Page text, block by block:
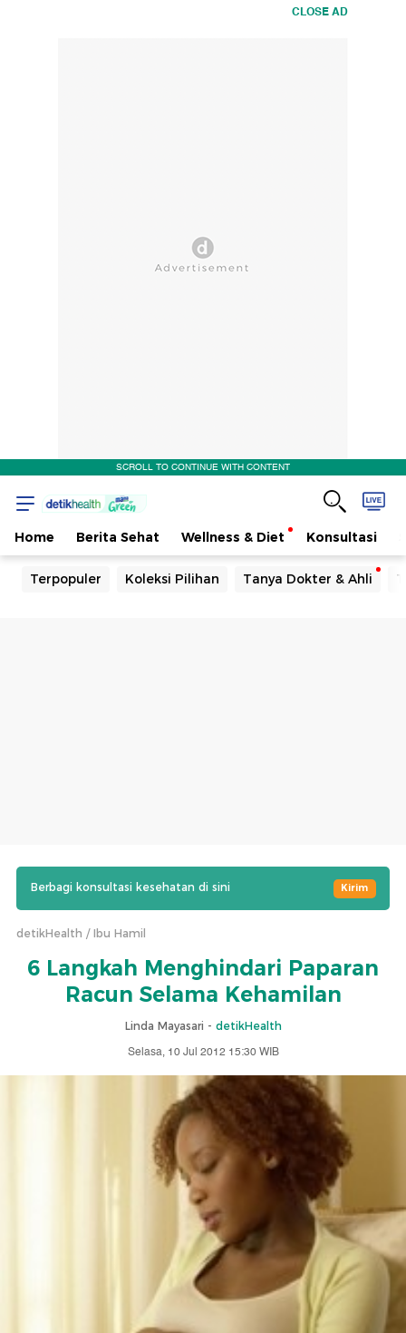
CLOSE AD
SCROLL TO CONTINUE WITH CONTENT
Home Berita Sehat Wellness & Diet Konsultasi
Terpopuler Koleksi Pilihan Tanya Dokter & Ahli
Berbagi konsultasi kesehatan di sini Kirim
detikHealth Ibu Hamil
6 Langkah Menghindari Paparan
Racun Selama Kehamilan
Linda Mayasari - detikHealth
Selasa, 10 Jul 2012 15:30 WIB